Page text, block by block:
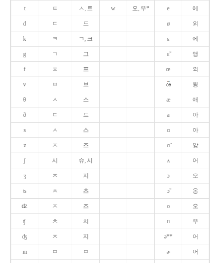
t ㅌ ㅅ, 트 w 오, 우* e 에
d ㄷ 드 ø 외
k ㅋ ㄱ, 크 ɛ 에
g ㄱ 그 ɛ̃ 앵
f ㅍ 프 œ 외
v ㅂ 브 욍
θ ㅅ 스 æ 애
ð ㄷ 드 a 아
s ㅅ 스 ɑ 아
z ㅈ 즈 ɑ̃ 앙
ʃ 시 슈, 시 ʌ 어
ʒ ㅈ 지 ɔ 오
ʦ ㅊ 츠 ɔ̃ 옹
ʣ ㅈ 즈 o 오
ʧ ㅊ 치 u 우
ʤ ㅈ 지 ə** 어
m ㅁ ㅁ ɚ 어